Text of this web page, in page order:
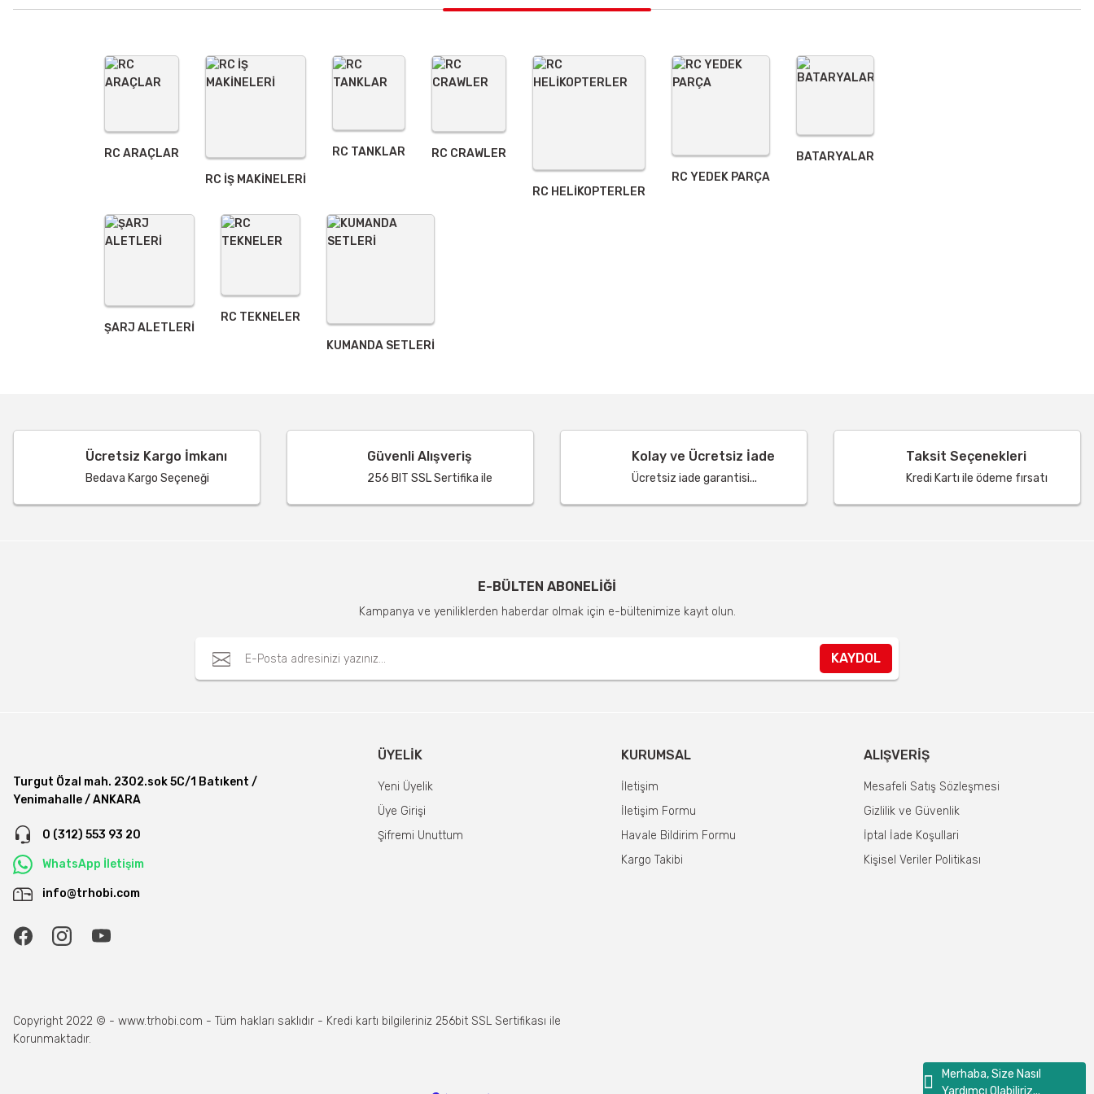
Merhaba, Size Nasıl
Yardımcı Olabiliriz...
Bu ürüne benzer farklı alternatifler olmalı.
RC ARAÇLAR
RC İŞ MAKİNELERİ
RC TANKLAR RC CRAWLER
RC HELİKOPTERLER
RC YEDEK PARÇA
BATARYALAR
ŞARJ ALETLERI
RC TEKNELER
KUMANDA SETLERİ
Ücretsiz Kargo İmkanı
Bedava Kargo Seçeneği
Güvenli Alışveriş
256 BIT SSL Sertifika ile
Kolay ve Ücretsiz İade
Ücretsiz iade garantisi...
Taksit Seçenekleri
Kredi Kartı ile ödeme fırsatı
E-BÜLTEN ABONELİĞİ
Kampanya ve yeniliklerden haberdar olmak için e-bültenimize kayıt olun.
KAYDOL
Turgut Özal mah. 2302.sok 5C/1 Batıkent /
Yenimahalle / ANKARA
0 (312) 553 93 20
WhatsApp İletişim
info@trhobi.com
ÜYELIK
Yeni Üyelik
Üye Girişi
Şifremi Unuttum
KURUMSAL
İletişim
İletişim Formu
Havale Bildirim Formu
Kargo Takibi
ALIŞVERIŞ
Mesafeli Satış Sözleşmesi
Gizlilik ve Güvenlik
İptal İade Koşullari
Kişisel Veriler Politikası
Copyright 2022 © - www.trhobi.com - Tüm hakları saklıdır - Kredi kartı bilgileriniz 256bit SSL Sertifikası ile
Korunmaktadır.